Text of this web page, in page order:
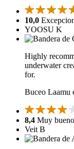
10,0
YOOSU K
Highly
underwater
for.
Buceo Laamu
8,4 Muy bueno
Veit B